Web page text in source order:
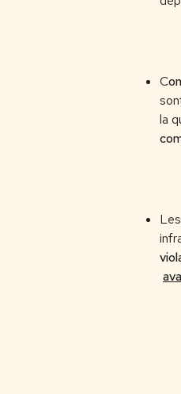
C
la
Les